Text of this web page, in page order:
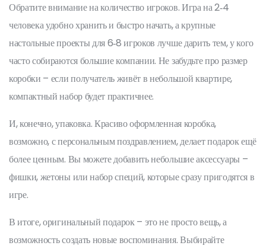
Обратите внимание на количество игроков. Игра на 2‑4
человека удобно хранить и быстро начать, а крупные
настольные проекты для 6‑8 игроков лучше дарить тем, у кого
часто собираются большие компании. Не забудьте про размер
коробки – если получатель живёт в небольшой квартире,
компактный набор будет практичнее.
И, конечно, упаковка. Красиво оформленная коробка,
возможно, с персональным поздравлением, делает подарок ещё
более ценным. Вы можете добавить небольшие аксессуары –
фишки, жетоны или набор специй, которые сразу пригодятся в
игре.
В итоге, оригинальный подарок – это не просто вещь, а
возможность создать новые воспоминания. Выбирайте